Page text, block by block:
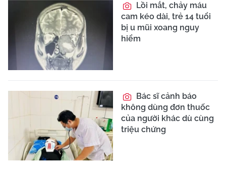
Lồi mắt, chảy máu
cam kéo dài, trẻ 14 tuổi
bị u mũi xoang nguy
hiểm
Bác sĩ cảnh báo
không dùng đơn thuốc
của người khác dù cùng
triệu chứng